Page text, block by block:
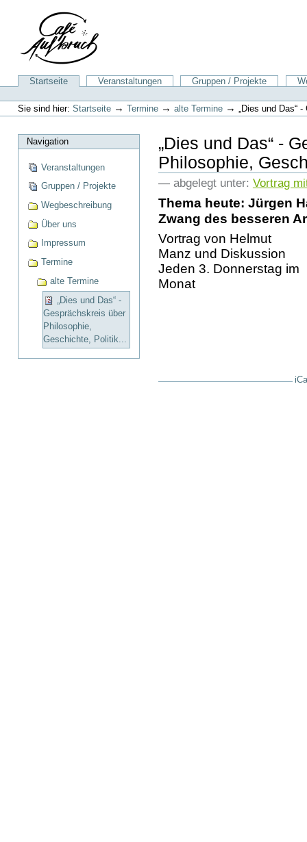
Navigation
SektionenStartseite Veranstaltungen Gruppen / Projekte
Benutzerspezifische
Werkzeuge
Sie sind hier: Startseite → Termine → alte Termine → „Dies und
Navigation
Veranstaltungen
Gruppen / Projekte
Wegbeschreibung
Über uns
Impressum
Termine
alte Termine
„Dies und Das“ -
Gesprächskreis über
Philosophie,
Geschichte, Politik...
„Dies und Das“ -
Philosophie,
— abgelegt unter: Vortrag
Thema heute: Jürgen
Zwang des besseren
Vortrag von Helmut
Manz und Diskussion
Jeden 3. Donnerstag im
Monat